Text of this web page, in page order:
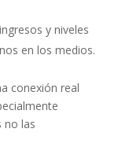
y niveles
en los medios.
conexión real
no las